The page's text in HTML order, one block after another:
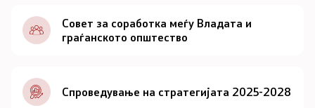
Документи
Совет
Совет за соработка меѓу Владата и
граѓанското општество
Спроведување на стратегијата 2025-2028